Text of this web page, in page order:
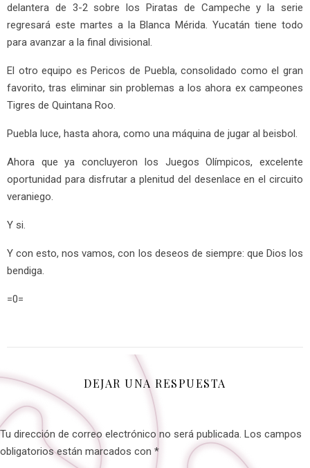
delantera de 3-2 sobre los Piratas de Campeche y la serie
regresará este martes a la Blanca Mérida. Yucatán tiene todo
para avanzar a la final divisional.
El otro equipo es Pericos de Puebla, consolidado como el gran
favorito, tras eliminar sin problemas a los ahora ex campeones
Tigres de Quintana Roo.
Puebla luce, hasta ahora, como una máquina de jugar al beisbol.
Ahora que ya concluyeron los Juegos Olímpicos, excelente
oportunidad para disfrutar a plenitud del desenlace en el circuito
veraniego.
Y si.
Y con esto, nos vamos, con los deseos de siempre: que Dios los
bendiga.
=0=
DEJAR UNA RESPUESTA
Tu dirección de correo electrónico no será publicada. Los campos
obligatorios están marcados con *